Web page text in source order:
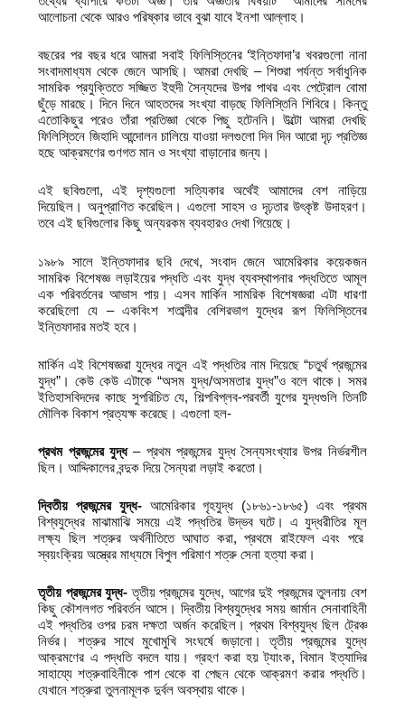
আলোচনা থেকে আরও পরিষ্কার ভাবে বুঝা যাবে ইনশা আল্লাহ।
বছরের পর বছর ধরে আমরা সবাই ফিলিস্তিনের ‘ইন্তিফাদা’র খবরগুলো নানা
সংবাদমাধ্যম থেকে জেনে আসছি। আমরা দেখছি – শিশুরা পর্যন্ত সর্বাধুনিক
সামরিক প্রযুক্তিতে সজ্জিত ইহুদী সৈন্যদের উপর পাথর এবং পেট্রোল বোমা
ছুঁড়ে মারছে। দিনে দিনে আহতদের সংখ্যা বাড়ছে ফিলিস্তিনি শিবিরে। কিন্তু
এতোকিছুর পরেও তাঁরা প্রতিজ্ঞা থেকে পিছু হটেননি। উল্টো আমরা দেখছি
ফিলিস্তিনে জিহাদি আন্দোলন চালিয়ে যাওয়া দলগুলো দিন দিন আরো দৃঢ় প্রতিজ্ঞ
হছে আক্রমণের গুণগত মান ও সংখ্যা বাড়ানোর জন্য।
এই ছবিগুলো, এই দৃশ্যগুলো সত্যিকার অর্থেই আমাদের বেশ নাড়িয়ে
দিয়েছিল। অনুপ্রাণিত করেছিল। এগুলো সাহস ও দৃঢ়তার উৎকৃষ্ট উদাহরণ।
তবে এই ছবিগুলোর কিছু অন্যরকম ব্যবহারও দেখা গিয়েছে।
১৯৮৯ সালে ইন্তিফাদার ছবি দেখে, সংবাদ জেনে আমেরিকার কয়েকজন
সামরিক বিশেষজ্ঞ লড়াইয়ের পদ্ধতি এবং যুদ্ধ ব্যবস্থাপনার পদ্ধতিতে আমূল
এক পরিবর্তনের আভাস পায়। এসব মার্কিন সামরিক বিশেষজ্ঞরা এটা ধারণা
করেছিলো যে – একবিংশ শতাব্দীর বেশিরভাগ যুদ্ধের রূপ ফিলিস্তিনের
ইন্তিফাদার মতই হবে।
মার্কিন এই বিশেষজ্ঞরা যুদ্ধের নতুন এই পদ্ধতির নাম দিয়েছে “চতুর্থ প্রজন্মের
যুদ্ধ”। কেউ কেউ এটাকে “অসম যুদ্ধ/অসমতার যুদ্ধ”ও বলে থাকে। সমর
ইতিহাসবিদদের কাছে সুপরিচিত যে, শিল্পবিপ্লব-পরবর্তী যুগের যুদ্ধগুলি তিনটি
মৌলিক বিকাশ প্রত্যক্ষ করেছে। এগুলো হল-
প্রথম প্রজন্মের যুদ্ধ– প্রথম প্রজন্মের যুদ্ধ সৈন্যসংখ্যার উপর নির্ভরশীল
ছিল। আদ্দিকালের বন্দুক দিয়ে সৈন্যরা লড়াই করতো।
দ্বিতীয় প্রজন্মের যুদ্ধ-আমেরিকার গৃহযুদ্ধ (১৮৬১-১৮৬৫) এবং প্রথম
বিশ্বযুদ্ধের মাঝামাঝি সময়ে এই পদ্ধতির উদ্ভব ঘটে। এ যুদ্ধরীতির মূল
লক্ষ্য ছিল শত্রুর অর্থনীতিতে আঘাত করা, প্রথমে রাইফেল এবং পরে
স্বয়ংক্রিয় অস্ত্রের মাধ্যমে বিপুল পরিমাণ শত্রু সেনা হত্যা করা।
তৃতীয় প্রজন্মের যুদ্ধ- তৃতীয় প্রজন্মের যুদ্ধে, আগের দুই প্রজন্মের তুলনায় বেশ
কিছু কৌশলগত পরিবর্তন আসে। দ্বিতীয় বিশ্বযুদ্ধের সময় জার্মান সেনাবাহিনী
এই পদ্ধতির ওপর চরম দক্ষতা অর্জন করেছিল। প্রথম বিশ্বযুদ্ধ ছিল ট্রেঞ্চ
নির্ভর। শত্রুর সাথে মুখোমুখি সংঘর্ষে জড়ানো। তৃতীয় প্রজন্মের যুদ্ধে
আক্রমণের এ পদ্ধতি বদলে যায়। গ্রহণ করা হয় ট্যাংক, বিমান ইত্যাদির
সাহায্যে শত্রুবাহিনীকে পাশ থেকে বা পেছন থেকে আক্রমণ করার পদ্ধতি।
যেখানে শত্রুরা তুলনামূলক দুর্বল অবস্থায় থাকে।